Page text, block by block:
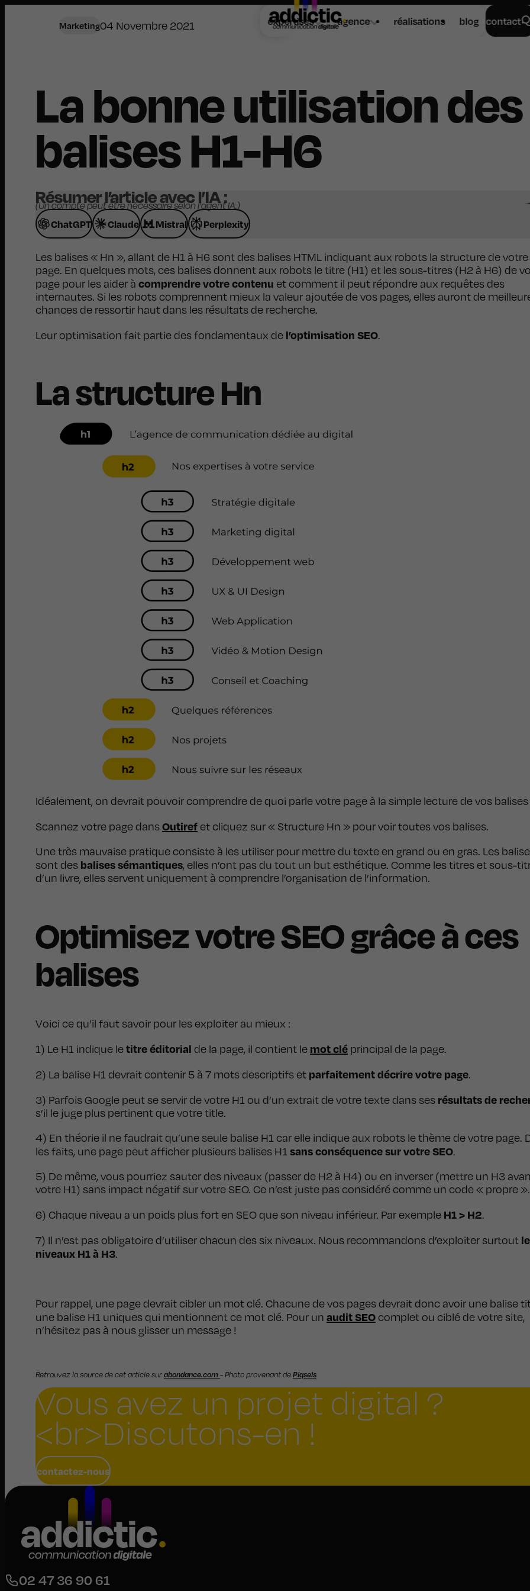
expertises agence réalisations blog contact
Marketing04 Novembre 2021
La bonne utilisation des
balises H1-H6
Résumer l’article avec l’IA :
(Un compte peut être nécessaire selon l'agent IA.)
ChatGPT Claude Mistral Perplexity
Les balises « Hn », allant de H1 à H6 sont des balises HTML indiquant aux robots la structure de votre
page. En quelques mots, ces balises donnent aux robots le titre (H1) et les sous-titres (H2 à H6) de
page pour les aider à comprendre votre contenu et comment il peut répondre aux requêtes des
internautes. Si les robots comprennent mieux la valeur ajoutée de vos pages, elles auront de
chances de ressortir haut dans les résultats de recherche.
Leur optimisation fait partie des fondamentaux de l’optimisation SEO.
La structure Hn
Idéalement, on devrait pouvoir comprendre de quoi parle votre page à la simple lecture de vos balises
Scannez votre page dansOutirefet cliquez sur « Structure Hn » pour voir toutes vos balises.
Une très mauvaise pratique consiste à les utiliser pour mettre du texte en grand ou en gras. Les
sont des balises sémantiques, elles n’ont pas du tout un but esthétique. Comme les titres et sous-
d’un livre, elles servent uniquement à comprendre l’organisation de l’information.
Optimisez votre SEO grâce à ces
balises
Voici ce qu’il faut savoir pour les exploiter au mieux :
1) Le H1 indique letitre éditorial de la page, il contient le mot clé principal de la page.
2) La balise H1 devrait contenir 5 à 7 mots descriptifs et parfaitement décrire votre page.
3) Parfois Google peut se servir de votre H1 ou d’un extrait de votre texte dans ses résultats de
s’il le juge plus pertinent que votre title.
4) En théorie il ne faudrait qu’une seule balise H1 car elle indique aux robots le thème de votre page.
les faits, une page peut afficher plusieurs balises H1 sans conséquence sur votre SEO.
5) De même, vous pourriez sauter des niveaux (passer de H2 à H4) ou en inverser (mettre un H3
votre H1) sans impact négatif sur votre SEO. Ce n’est juste pas considéré comme un code « propre ».
6) Chaque niveau a un poids plus fort en SEO que son niveau inférieur. Par exemple H1 > H2.
7) Il n’est pas obligatoire d’utiliser chacun des six niveaux. Nous recommandons d’exploiter surtout
niveaux H1 à H3.
Pour rappel, une page devrait cibler un mot clé. Chacune de vos pages devrait donc avoir une balise
une balise H1 uniques qui mentionnent ce mot clé. Pour un audit SEO complet ou ciblé de votre site,
n’hésitez pas à nous glisser un message !
Retrouvez la source de cet article surabondance.com- Photo provenant dePiqsels
Vous avez un projet digital ?
<br>Discutons-en !
contactez-nous
02 47 36 90 61